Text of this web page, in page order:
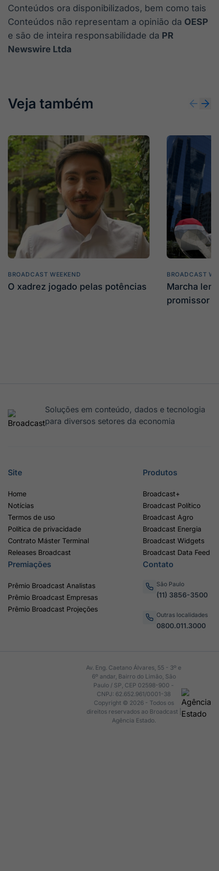
Conteúdos ora disponibilizados, bem como tais
Conteúdos não representam a opinião da OESP
e são de inteira responsabilidade da PR
Newswire Ltda
Veja também
BROADCAST WEEKEND
O xadrez jogado pelas potências
BROADCAST
Marcha
promissor
Soluções em conteúdo, dados e tecnologia
para diversos setores da economia
Site
Home
Notícias
Termos de uso
Política de privacidade
Contrato Máster Terminal
Releases Broadcast
Produtos
Broadcast+
Broadcast Político
Broadcast Agro
Broadcast Energia
Broadcast Widgets
Broadcast Data Feed
Premiações
Prêmio Broadcast Analistas
Prêmio Broadcast Empresas
Prêmio Broadcast Projeções
Contato
São Paulo
(11) 3856-3500
Outras localidades
0800.011.3000
Av. Eng. Caetano Álvares, 55 - 3º e
6º andar, Bairro do Limão, São
Paulo / SP, CEP 02598-900 -
CNPJ: 62.652.961/0001-38
Copyright © 2026 - Todos os
direitos reservados ao Broadcast |
Agência Estado.